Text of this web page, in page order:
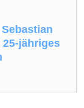
jähriges